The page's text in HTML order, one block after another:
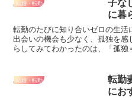
結婚・転勤
子な
に暮
転勤のたびに知り合いゼロの生
出会いの機会も少なく、孤独を
らしてみてわかったのは、「孤
結婚・転勤
転勤
にお